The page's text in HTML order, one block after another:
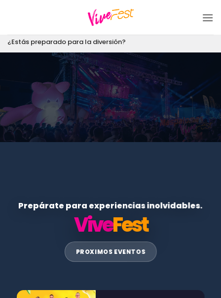
¿Estás preparado para la diversión?
Prepárate para experiencias inolvidables.
ViveFest
PROXIMOS EVENTOS